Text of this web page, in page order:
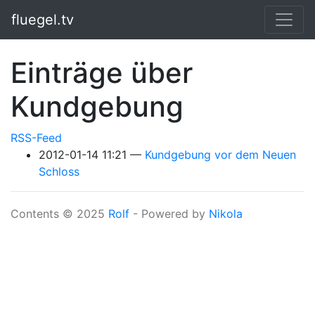
fluegel.tv
Einträge über
Kundgebung
RSS-Feed
2012-01-14 11:21
Kundgebung vor dem Neuen
Schloss
Contents © 2025 Rolf - Powered by Nikola